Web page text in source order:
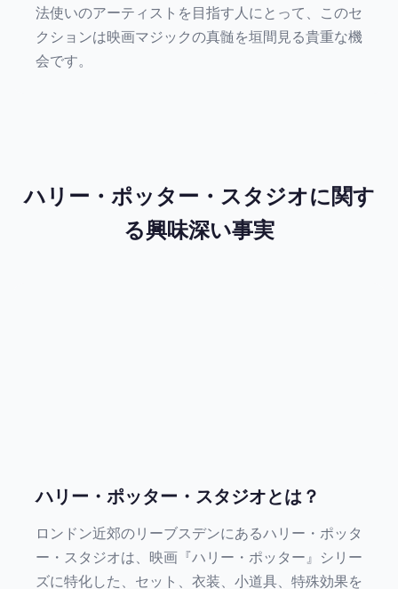
法使いのアーティストを目指す人にとって、このセ
クションは映画マジックの真髄を垣間見る貴重な機
会です。
ハリー・ポッター・スタジオに関す
る興味深い事実
ハリー・ポッター・スタジオとは？
ロンドン近郊のリーブスデンにあるハリー・ポッタ
ー・スタジオは、映画『ハリー・ポッター』シリー
ズに特化した、セット、衣装、小道具、特殊効果を